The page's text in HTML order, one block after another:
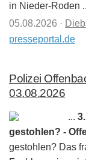
in Nieder-Roden
05.08.2026 ·
presseportal.de
Polizei
03.08.2026
...
gestohlen? -
gestohlen? Das